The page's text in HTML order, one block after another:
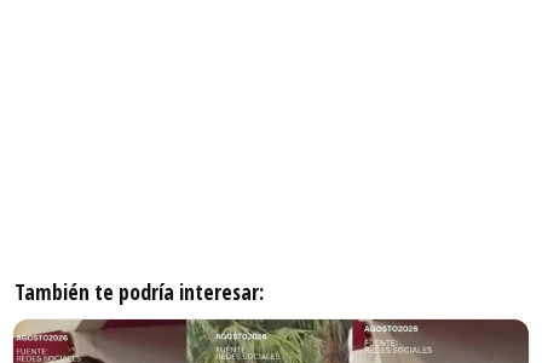
También te podría interesar: